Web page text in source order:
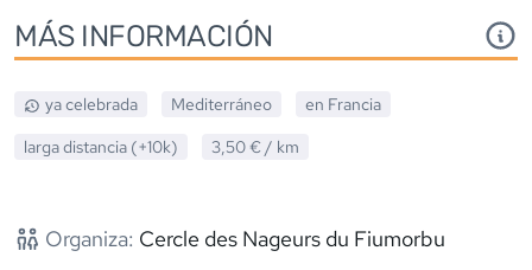
MÁS INFORMACIÓN
ya celebrada Mediterráneo en Francia
larga distancia (+10k)
3,50 € / km
Organiza: Cercle des Nageurs du Fiumorbu